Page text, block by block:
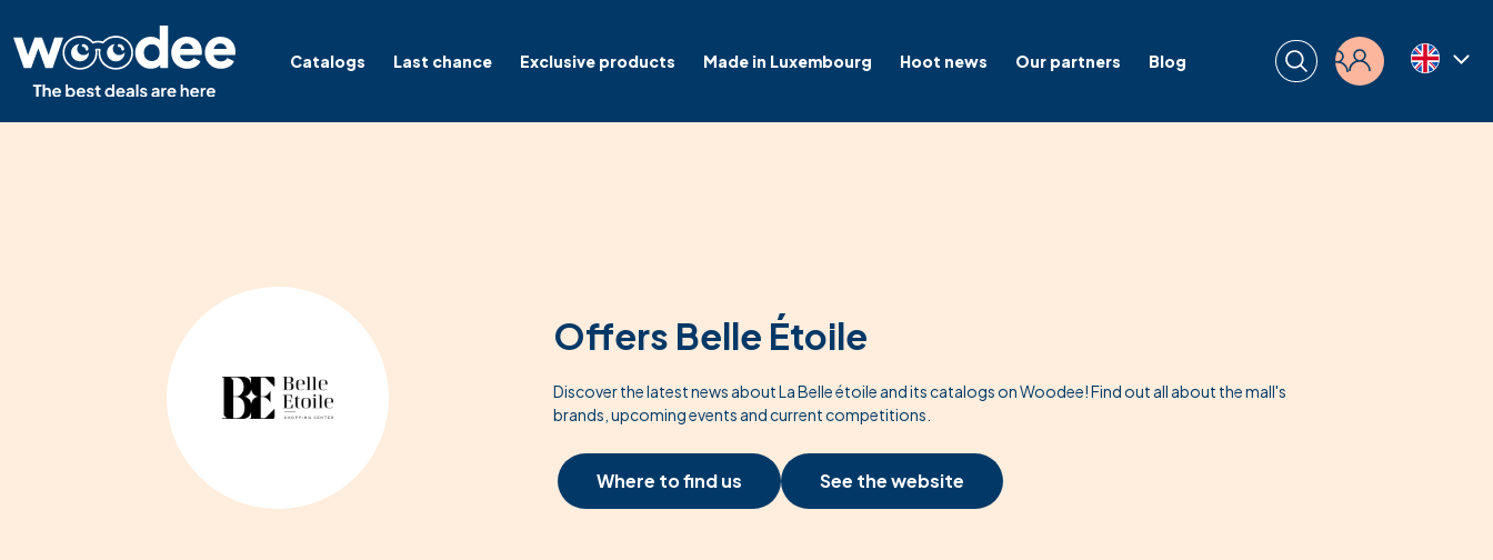
Catalogs Last chance Exclusive products Made in Luxembourg Hoot news Our partners Blog Login
Offers Belle Étoile
Discover the latest news about La Belle étoile and its catalogs on Woodee! Find out all about the mall's
brands, upcoming events and current competitions.
Where to find us See the website